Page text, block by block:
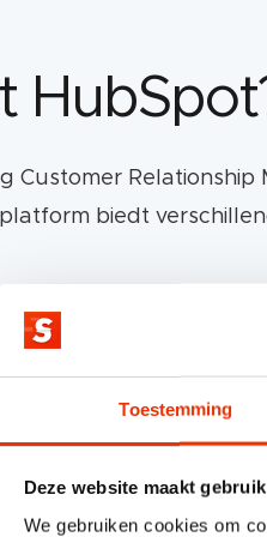
Toestemming
Deze website maakt
We gebruiken cookies om
door automatisering.
wilt verbeteren
voor alle
te beheren en deals te
integratie van
Customer
biedt
de CRM-
hou jij een duidelijk
deze
Een meer
personaliseren van
persoonlijke